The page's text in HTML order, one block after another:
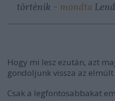
történik - mondta
Hogy mi lesz ezután, azt
gondoljunk vissza az elmúlt
Csak a legfontosabbakat